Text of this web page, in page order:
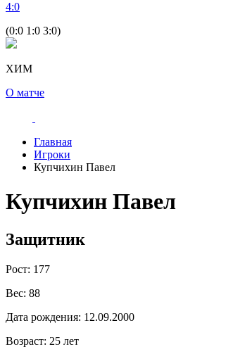
4:0
(0:0 1:0 3:0)
ХИМ
О матче
Главная
Игроки
Купчихин Павел
Купчихин Павел
Защитник
Рост: 177
Вес: 88
Дата рождения: 12.09.2000
Возраст: 25 лет